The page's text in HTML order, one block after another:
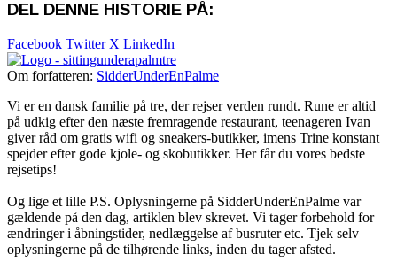
DEL DENNE HISTORIE PÅ:
Facebook Twitter X LinkedIn
Om forfatteren: SidderUnderEnPalme
Vi er en dansk familie på tre, der rejser verden rundt. Rune er altid
på udkig efter den næste fremragende restaurant, teenageren Ivan
giver råd om gratis wifi og sneakers-butikker, imens Trine konstant
spejder efter gode kjole- og skobutikker. Her får du vores bedste
rejsetips!
Og lige et lille P.S. Oplysningerne på SidderUnderEnPalme var
gældende på den dag, artiklen blev skrevet. Vi tager forbehold for
ændringer i åbningstider, nedlæggelse af busruter etc. Tjek selv
oplysningerne på de tilhørende links, inden du tager afsted.